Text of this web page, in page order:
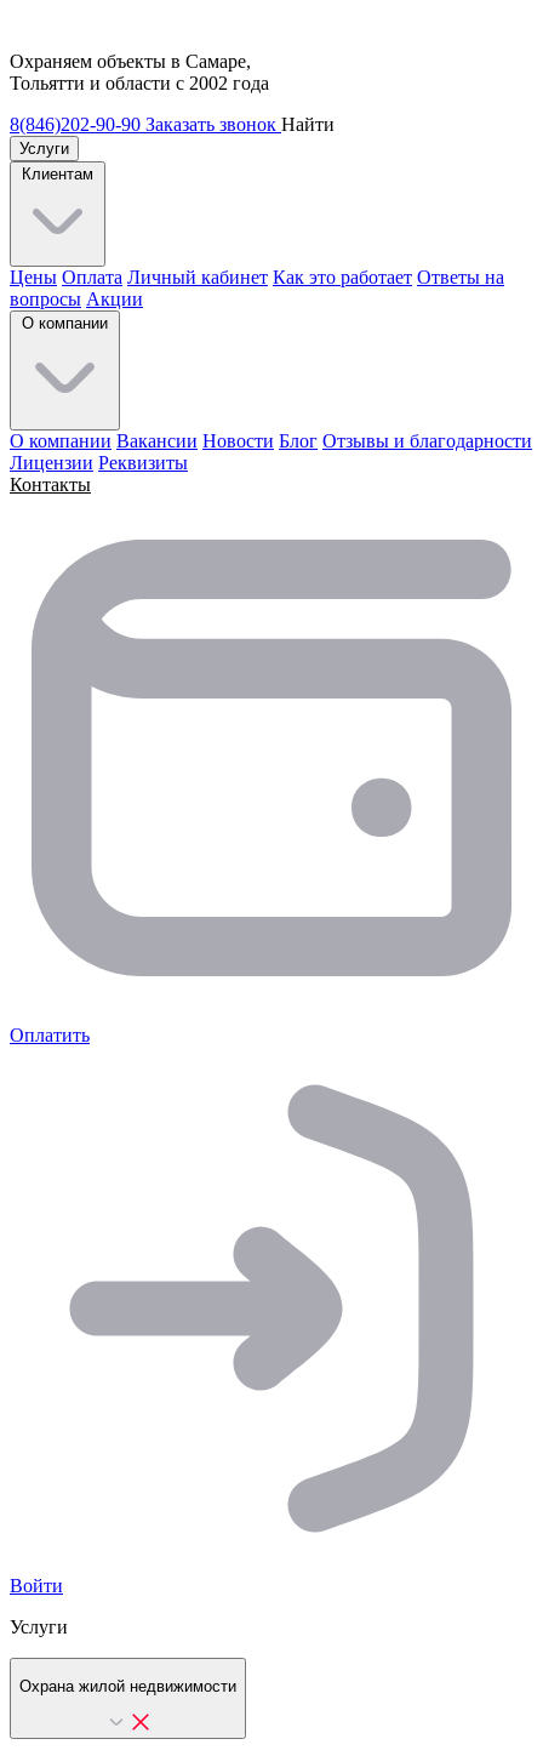
Охраняем объекты в Самаре,
Тольятти и области с 2002 года
8(846)202-90-90 Заказать звонок Найти
Услуги
Клиентам
Цены Оплата Личный кабинет Как это работает Ответы на
вопросы Акции
О компании
О компании Вакансии Новости Блог Отзывы и благодарности
Лицензии Реквизиты
Контакты
Оплатить
Войти
Услуги
Охрана жилой недвижимости